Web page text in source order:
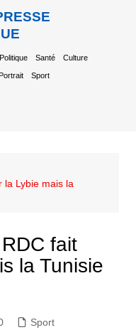
Politique Santé Culture
Sport
la Lybie mais la
fait
la Tunisie
Sport